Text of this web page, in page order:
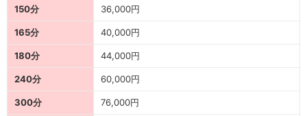
150分 36,000円
165分 40,000円
180分 44,000円
240分 60,000円
300分 76,000円